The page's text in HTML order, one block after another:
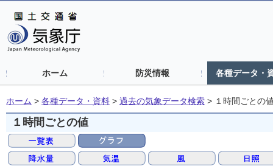
ホーム 防災情報 各種データ・
ホーム > 各種データ・資料 > 過去の気象データ検索 > １時間ごとの
１時間ごとの値